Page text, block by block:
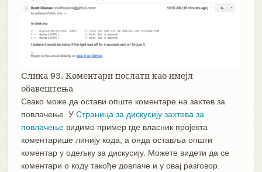
Слика 93. Коментари послати као имејл
обавештења
Свако може да остави опште коментаре на захтев за
повлачење. У Страница за дискусију захтева за
повлачењевидимо пример где власник пројекта
коментарише линију кода, а онда оставља општи
коментар у одељку за дискусију. Можете видети да се
коментари о коду такође довлаче и у овај разговор.